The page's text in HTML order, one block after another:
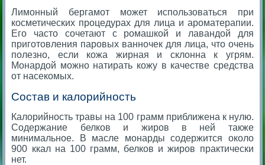
Лимонный бергамот может использоваться при
косметических процедурах для лица и ароматерапии.
Его часто сочетают с ромашкой и лавандой для
приготовления паровых ванночек для лица, что очень
полезно, если кожа жирная и склонна к угрям.
Монардой можно натирать кожу в качестве средства
от насекомых.
Состав и калорийность
Калорийность травы на 100 грамм приближена к нулю.
Содержание белков и жиров в ней также
минимальное. В масле монарды содержится около
900 ккал на 100 грамм, белков и жиров практически
нет.